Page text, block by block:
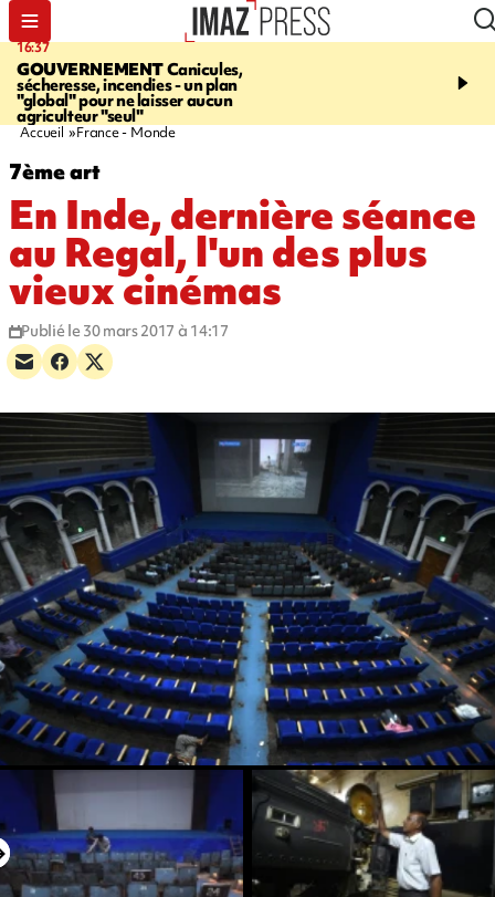
16:37
GOUVERNEMENTCanicules,
sécheresse, incendies - un plan
"global" pour ne laisser aucun
agriculteur "seul"
20:23
interpellé, coprs
Accueil France - Monde
7ème art
En Inde, dernière séance
au Regal, l'un des plus
vieux cinémas
Publié le 30 mars 2017 à 14:17